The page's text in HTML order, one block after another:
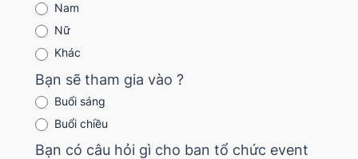
Nam
Nữ
Khác
Bạn sẽ tham gia vào ?
Buổi sáng
Buổi chiều
Bạn có câu hỏi gì cho ban tổ chức event